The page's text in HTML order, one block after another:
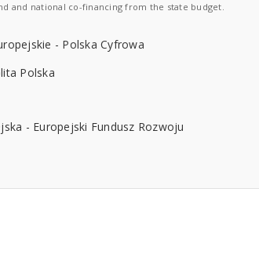
and national co-financing from the state budget.